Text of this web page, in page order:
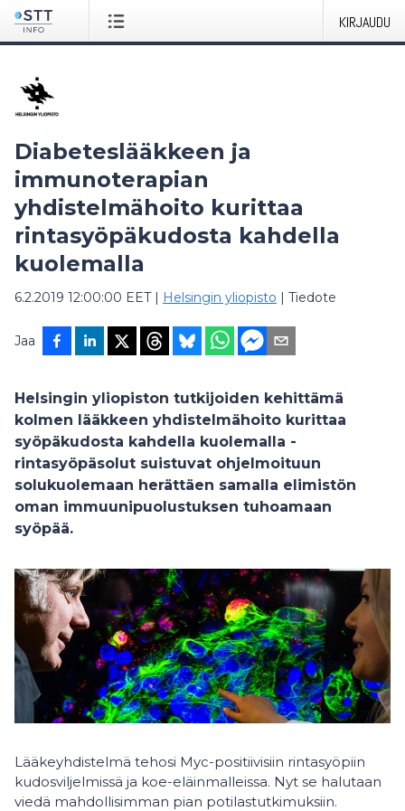
KIRJAUDU
Diabeteslääkkeen ja
immunoterapian
yhdistelmähoito kurittaa
rintasyöpäkudosta kahdella
kuolemalla
6.2.2019 12:00:00 EET| Helsingin yliopisto | Tiedote
Jaa
Helsingin yliopiston tutkijoiden kehittämä
kolmen lääkkeen yhdistelmähoito kurittaa
syöpäkudosta kahdella kuolemalla -
rintasyöpäsolut suistuvat ohjelmoituun
solukuolemaan herättäen samalla elimistön
oman immuunipuolustuksen tuhoamaan
syöpää.
Lääkeyhdistelmä tehosi Myc-positiivisiin rintasyöpiin
kudosviljelmissä ja koe-eläinmalleissa. Nyt se halutaan
viedä mahdollisimman pian potilastutkimuksiin.